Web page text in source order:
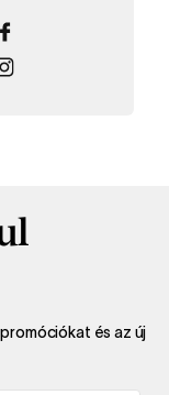
és az új